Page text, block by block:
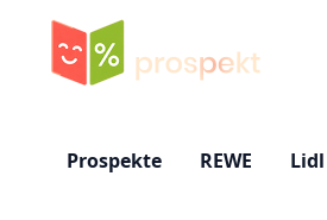
Prospekte REWE Lidl